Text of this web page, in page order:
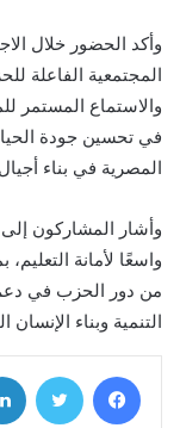
وأكد الحضور خلال
المجتمعية الفاعلة
والاستماع المستمر
في تحسين جودة
المصرية في بناء
وأشار المشاركون إلى
واسعًا لأمانة
من دور الحزب في دعم
التنمية وبناء
فيسبوك تويتر